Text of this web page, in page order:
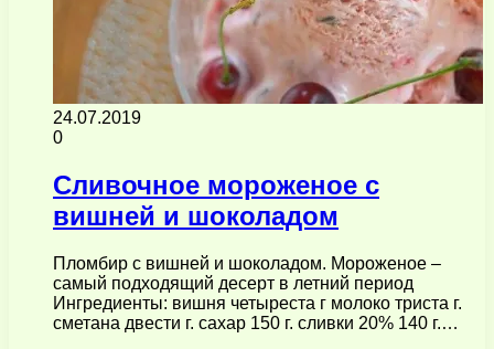
24.07.2019
0
Сливочное мороженое с
вишней и шоколадом
Пломбир с вишней и шоколадом. Мороженое –
самый подходящий десерт в летний период
Ингредиенты: вишня четыреста г молоко триста г.
сметана двести г. сахар 150 г. сливки 20% 140 г.…